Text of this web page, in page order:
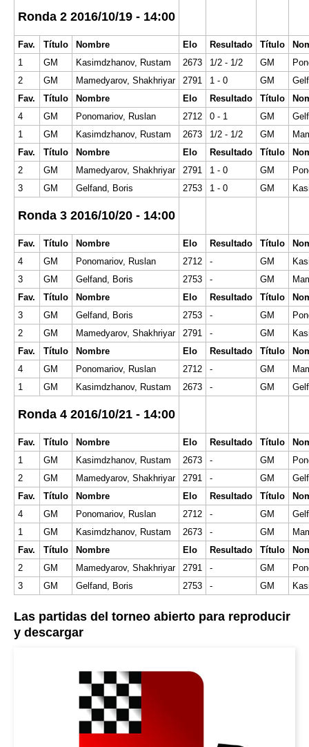
Ronda 2 2016/10/19 - 14:00
Fav. Título Nombre Elo Resultado Título
1
GM Kasimdzhanov, Rustam 2673 1/2 - 1/2 GM
2
GM Mamedyarov, Shakhriyar 2791 1 - 0 GM
Fav.
Título Nombre Elo Resultado Título
4
GM Ponomariov, Ruslan 2712 0 - 1 GM
1
GM Kasimdzhanov, Rustam 2673 1/2 - 1/2 GM
Fav.
Título Nombre Elo Resultado Título
2
GM Mamedyarov, Shakhriyar 2791 1 - 0 GM
3
GM Gelfand, Boris 2753 1 - 0 GM
Ronda 3 2016/10/20 - 14:00
Fav. Título Nombre Elo Resultado Título
4
GM Ponomariov, Ruslan 2712 - GM
3
GM Gelfand, Boris 2753 - GM
Fav.
Título Nombre Elo Resultado Título
3
GM Gelfand, Boris 2753 - GM
2
GM Mamedyarov, Shakhriyar 2791 - GM
Fav.
Título Nombre Elo Resultado Título
4
GM Ponomariov, Ruslan 2712 - GM
1
GM Kasimdzhanov, Rustam 2673 - GM
Ronda 4 2016/10/21 - 14:00
Fav. Título Nombre Elo Resultado Título
1
GM Kasimdzhanov, Rustam 2673 - GM
2
GM Mamedyarov, Shakhriyar 2791 - GM
Fav.
Título Nombre Elo Resultado Título
4
GM Ponomariov, Ruslan 2712 - GM
1
GM Kasimdzhanov, Rustam 2673 - GM
Fav.
Título Nombre Elo Resultado Título
2
GM Mamedyarov, Shakhriyar 2791 - GM
3
GM Gelfand, Boris 2753 - GM
Las partidas del torneo abierto para reproducir
y descargar